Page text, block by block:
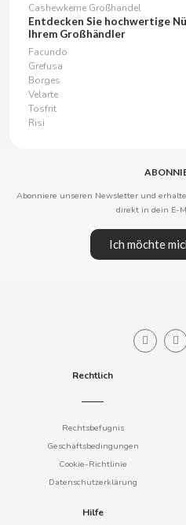
PULEVA
PUSH POP
Q
REDBULL
Cashewkerne Großhandel
Entdecken Sie hochwertige
Ihrem Großhändler
Facundo
Grefusa
Borges
Velarte
Tosfrit
Risi
Abonniere unseren Newsletter und
direkt in dein E-
Ich möchte
Rechtlich
Rechtsbefugnis
Geschäftsbedingungen
Cookie-Richtlinie
Datenschutzerklärung
Hilfe